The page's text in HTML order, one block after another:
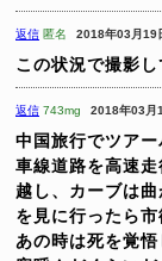
返信 匿名 2018年03月19
この状況で撮影し
返信 743mg 2018年03月
中国旅行でツア
車線道路を高速
越し、カーブは
を見に行ったら
あの時は死を覚悟